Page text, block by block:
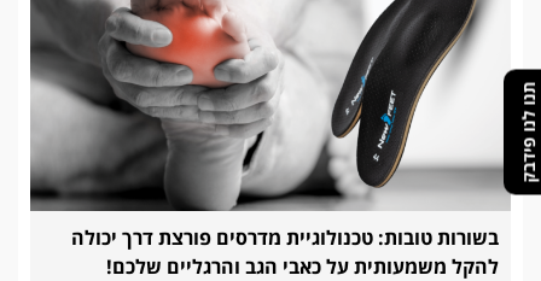
תנו לנו פידבק
בשורות טובות: טכנולוגיית מדרסים פורצת דרך יכולה
להקל משמעותית על כאבי הגב והרגליים שלכם!